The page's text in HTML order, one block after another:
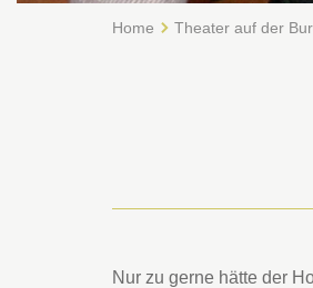
Home Theater auf der
Nur zu gerne hätte der